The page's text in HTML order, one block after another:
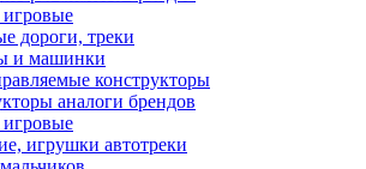
дороги, треки
и машинки
конструкторы
аналоги брендов
игрушки автотреки